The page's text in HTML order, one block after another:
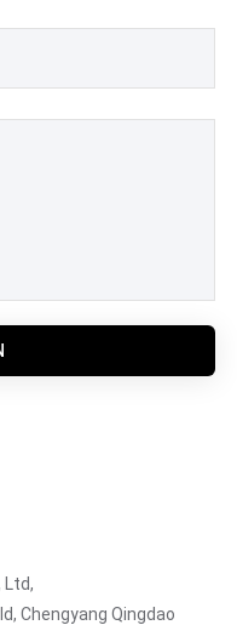
Ltd,
Chengyang Qingdao